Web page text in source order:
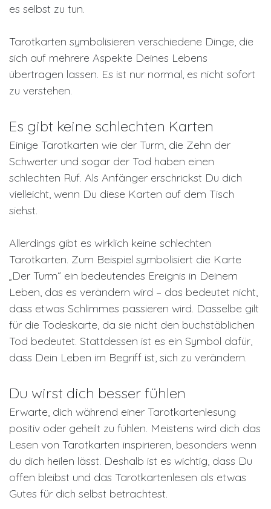
es selbst zu tun.
Tarotkarten symbolisieren verschiedene Dinge, die
sich auf mehrere Aspekte Deines Lebens
übertragen lassen. Es ist nur normal, es nicht sofort
zu verstehen.
Es gibt keine schlechten Karten
Einige Tarotkarten wie der Turm, die Zehn der
Schwerter und sogar der Tod haben einen
schlechten Ruf. Als Anfänger erschrickst Du dich
vielleicht, wenn Du diese Karten auf dem Tisch
siehst.
Allerdings gibt es wirklich keine schlechten
Tarotkarten. Zum Beispiel symbolisiert die Karte
„Der Turm“ ein bedeutendes Ereignis in Deinem
Leben, das es verändern wird – das bedeutet nicht,
dass etwas Schlimmes passieren wird. Dasselbe gilt
für die Todeskarte, da sie nicht den buchstäblichen
Tod bedeutet. Stattdessen ist es ein Symbol dafür,
dass Dein Leben im Begriff ist, sich zu verändern.
Du wirst dich besser fühlen
Erwarte, dich während einer Tarotkartenlesung
positiv oder geheilt zu fühlen. Meistens wird dich das
Lesen von Tarotkarten inspirieren, besonders wenn
du dich heilen lässt. Deshalb ist es wichtig, dass Du
offen bleibst und das Tarotkartenlesen als etwas
Gutes für dich selbst betrachtest.